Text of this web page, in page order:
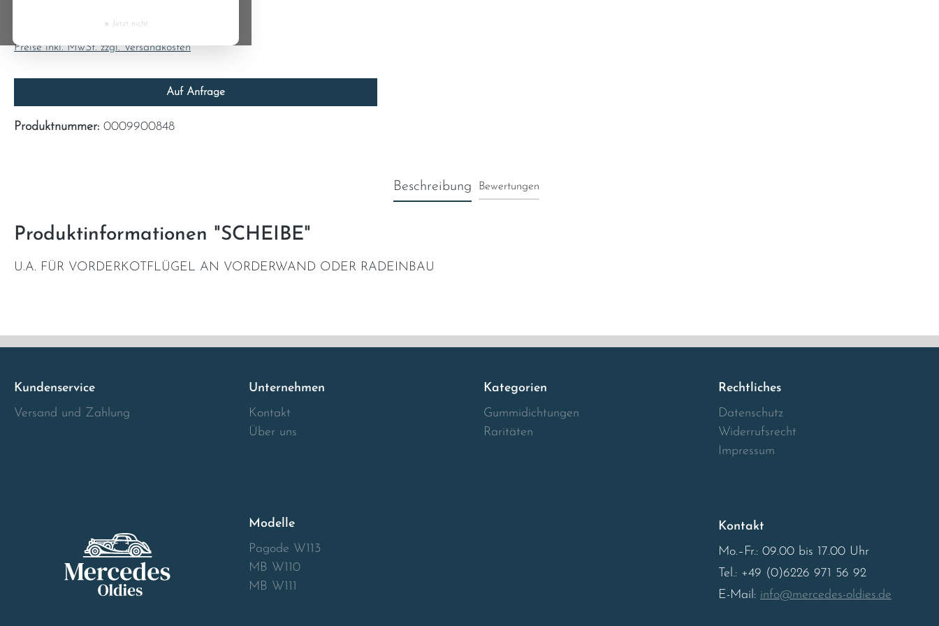
8,21 €
Preise inkl. MwSt. zzgl. Versandkosten
Auf Anfrage
Produktnummer: 0009900848
Beschreibung Bewertungen
Produktinformationen "SCHEIBE"
U.A. FÜR VORDERKOTFLÜGEL AN VORDERWAND ODER RADEINBAU
Kundenservice
Versand und Zahlung
Unternehmen
Kontakt
Über uns
Kategorien
Gummidichtungen
Raritäten
Rechtliches
Datenschutz
Widerrufsrecht
Impressum
Modelle
Pagode W113
MB W110
MB W111
Kontakt
Mo.–Fr.: 09.00 bis 17.00 Uhr
Tel.: +49 (0)6226 971 56 92
E-Mail: info@mercedes-oldies.de
Czech Republic
Denmark
Estonia
Greece
Hungary
Lithuania
Montenegro
Netherlands
× Jetzt nicht